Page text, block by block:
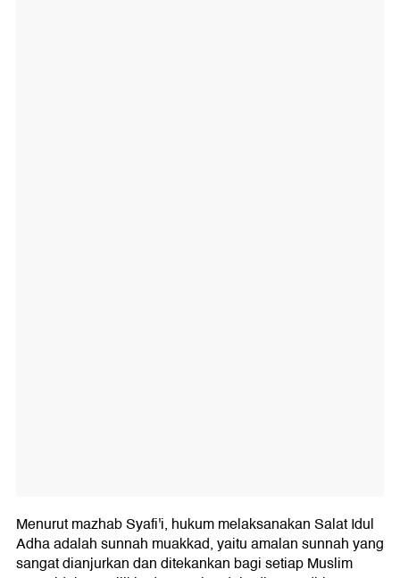
Menurut mazhab Syafi'i, hukum melaksanakan Salat Idul
Adha adalah sunnah muakkad, yaitu amalan sunnah yang
sangat dianjurkan dan ditekankan bagi setiap Muslim